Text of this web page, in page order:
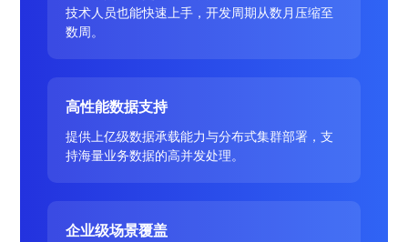
技术人员也能快速上手，开发周期从数月压缩至
数周。
高性能数据支持
提供上亿级数据承载能力与分布式集群部署，支
持海量业务数据的高并发处理。
企业级场景覆盖